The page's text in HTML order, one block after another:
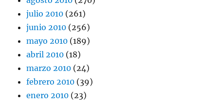
julio 2010 (261)
junio 2010 (256)
mayo 2010 (189)
abril 2010 (18)
marzo 2010 (24)
febrero 2010 (39)
enero 2010 (23)